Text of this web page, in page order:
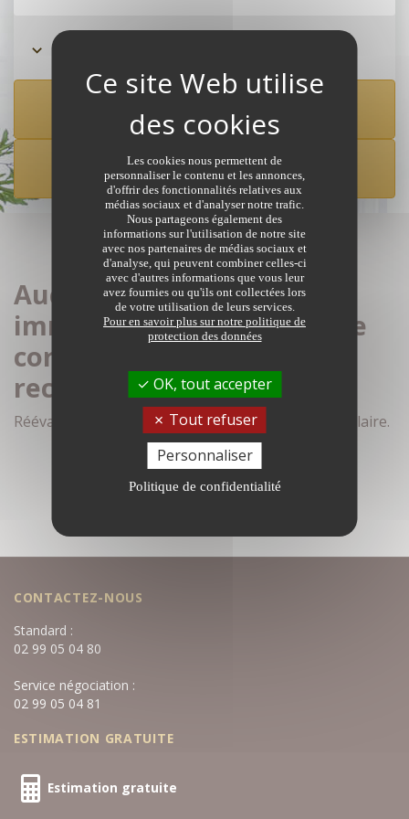
CRÉER UNE ALERTE
Aucune annonce
immobilière de notaires ne
correspond à votre
recherche
Réévaluez vos critères de recherche dans le formulaire.
CONTACTEZ-NOUS
Standard :
02 99 05 04 80
Service négociation :
02 99 05 04 81
ESTIMATION GRATUITE
Estimation gratuite
Les cookies nous permettent de
personnaliser le contenu et les annonces,
d'offrir des fonctionnalités relatives aux
médias sociaux et d'analyser notre trafic.
Nous partageons également des
informations sur l'utilisation de notre site
avec nos partenaires de médias sociaux et
d'analyse, qui peuvent combiner celles-ci
avec d'autres informations que vous leur
avez fournies ou qu'ils ont collectées lors
de votre utilisation de leurs services.
Pour en savoir plus sur notre politique de
protection des données
OK, tout accepter
Tout refuser
Personnaliser
Politique de confidentialité